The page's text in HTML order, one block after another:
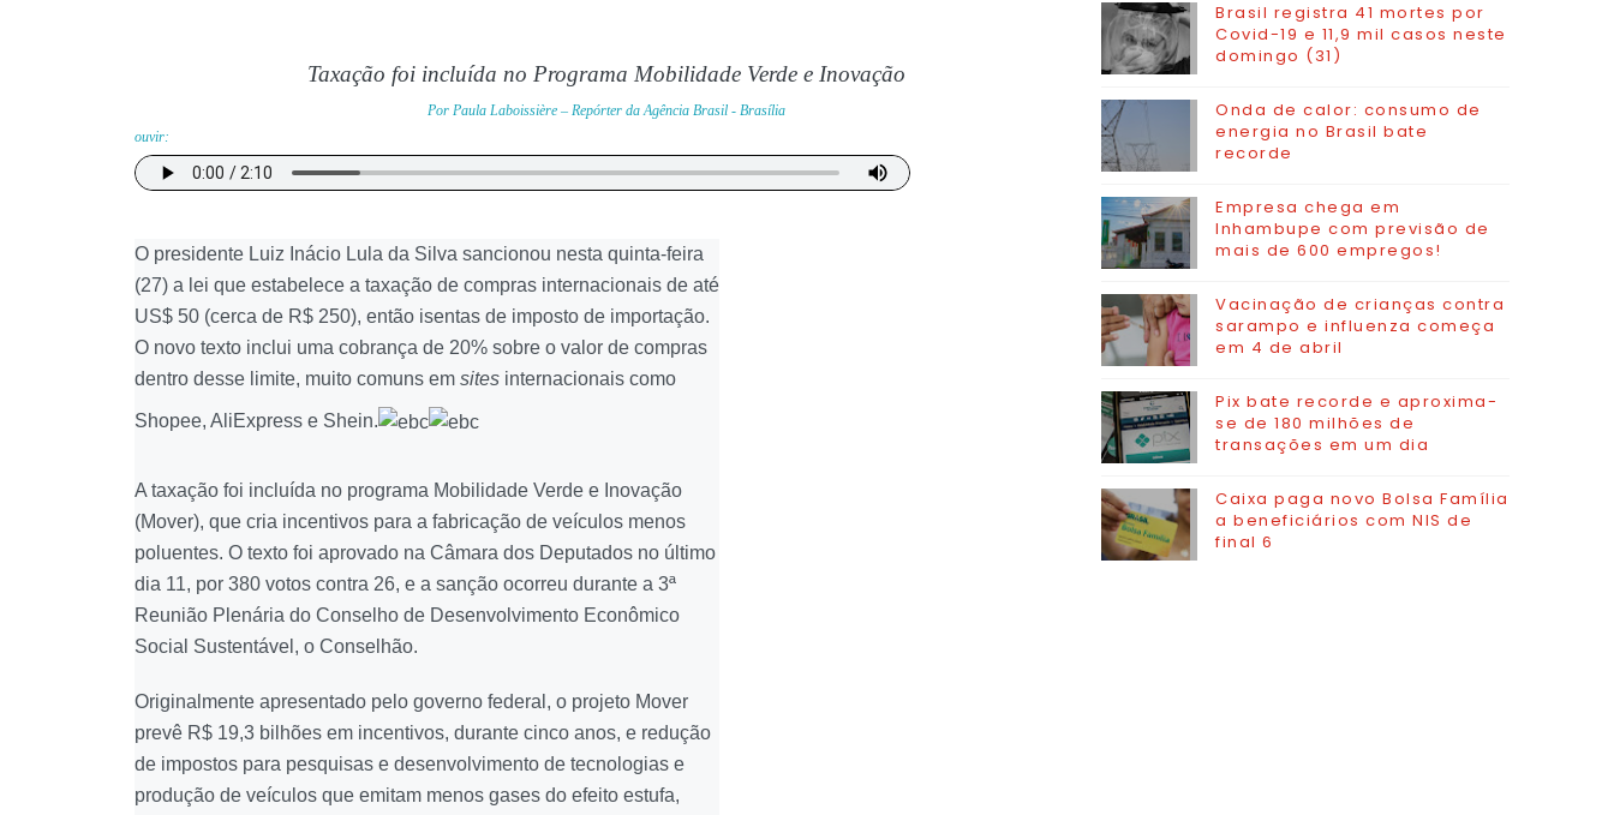
Taxação foi incluída no Programa Mobilidade Verde e Inovação
Por Paula Laboissière – Repórter da Agência Brasil - Brasília
ouvir:
O presidente Luiz Inácio Lula da Silva sancionou nesta quinta-feira
(27) a lei que estabelece a taxação de compras internacionais de até
US$ 50 (cerca de R$ 250), então isentas de imposto de importação.
O novo texto inclui uma cobrança de 20% sobre o valor de compras
dentro desse limite, muito comuns em sites internacionais como
Shopee, AliExpress e Shein.
A taxação foi incluída no programa Mobilidade Verde e Inovação
(Mover), que cria incentivos para a fabricação de veículos menos
poluentes. O texto foi aprovado na Câmara dos Deputados no último
dia 11, por 380 votos contra 26, e a sanção ocorreu durante a 3ª
Reunião Plenária do Conselho de Desenvolvimento Econômico
Social Sustentável, o Conselhão.
Originalmente apresentado pelo governo federal, o projeto Mover
prevê R$ 19,3 bilhões em incentivos, durante cinco anos, e redução
de impostos para pesquisas e desenvolvimento de tecnologias e
produção de veículos que emitam menos gases do efeito estufa,
Brasil registra 41 mortes por
Covid-19 e 11,9 mil casos neste
domingo (31)
Onda de calor: consumo de
energia no Brasil bate
recorde
Empresa chega em
Inhambupe com previsão de
mais de 600 empregos!
Vacinação de crianças contra
sarampo e influenza começa
em 4 de abril
Pix bate recorde e aproxima-
se de 180 milhões de
transações em um dia
Caixa paga novo Bolsa Família
a beneficiários com NIS de
final 6